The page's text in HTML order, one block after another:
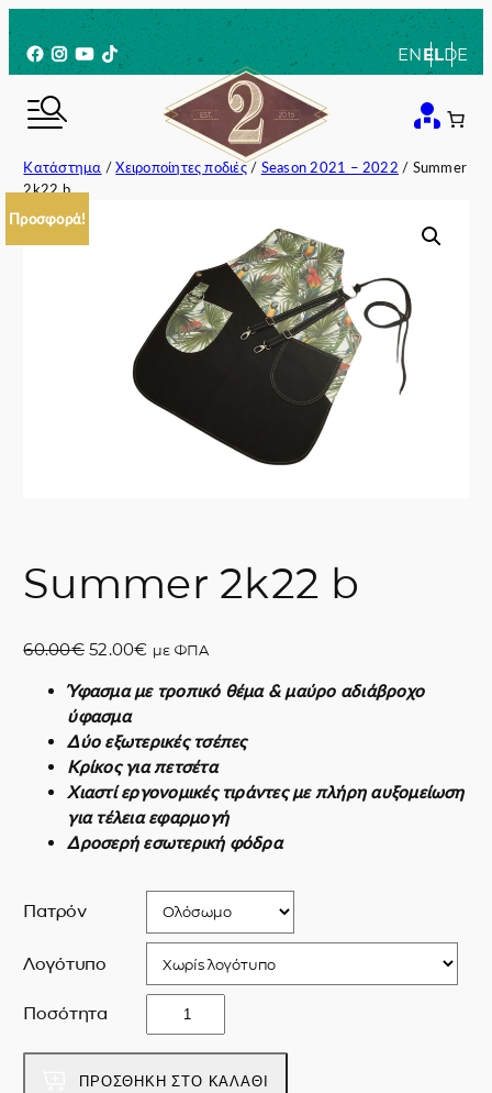
στο
περιεχόμενο
Facebook
Instagram
YouTube
TikTok ENELDE
Κατάστημα /Χειροποίητες ποδιές/ Season 2021 – 2022 / Summer
2k22 b
Προσφορά!
Summer 2k22 b
60.00€ O
i
g
i
n
a
l
p
w
:
6
52.00€Η
ρ
χ
ο
υ
σ
α
ί
α
ι
με ΦΠΑ
Ύφασμα με τροπικό θέμα & μαύρο αδιάβροχο
ύφασμα
Δύο εξωτερικές τσέπες
Κρίκος για πετσέτα
Χιαστί εργονομικές τιράντες με πλήρη αυξομείωση
για τέλεια εφαρμογή
Δροσερή εσωτερική φόδρα
Πατρόν
Λογότυπο
Ποσότητα
u
m
m
ΠΡΟΣΘΉΚΗ ΣΤΟ ΚΑΛΆΘΙ